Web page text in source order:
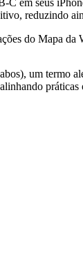
reduzindo
do Mapa da
um termo